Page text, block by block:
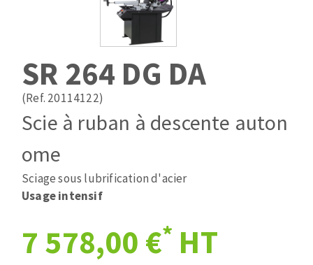
Pose des joints
Fraises carbure
Fers et plaquettes
Lames de scie à ruban
ABRASIFS APPLIQUÉS
Disques auto-agrippant
Patins
Bandes abrasives
Disques fibre et papier
Eponges abrasive
Plateaux supports
Disques abrasifs agglomérés
Meules d'ébarbage
TRAITEMENT DE SURFACE
SR 264 DG DA
(Ref. 20114122)
Scie à ruban à descente auton
ome
Sciage sous lubrification d'acier
Usage intensif
7 578,00 €* HT